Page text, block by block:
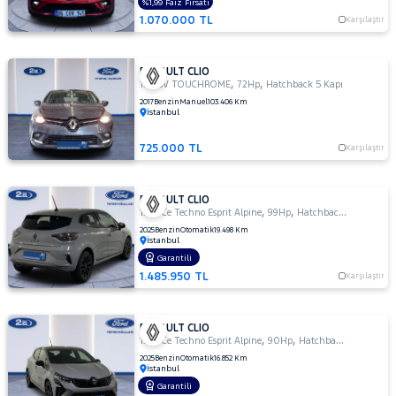
Megane
E-Tech
TRAFIC
SEAT
SKODA
SSANGYONG
SUBARU
TESLA
TOGG
TOYOTA
TRAKTÖR
VOLKSWAGEN
VOLVO
1.070.000 TL Karşılaştır
%1,99 Faiz Fırsatı
RENAULT CLIO
1.2 16V TOUCHROME,72Hp, Hatchback 5 Kapı
2017Benzin Manuel103.406 Km
İstanbul
725.000 TL Karşılaştır
RENAULT CLIO
1.0 TCe Techno Esprit Alpine,99Hp, Hatchback 5 Kapı
2025BenzinOtomatik19.498 Km
İstanbul
1.485.950 TL Karşılaştır
Garantili
RENAULT CLIO
1.0 TCe Techno Esprit Alpine,90Hp, Hatchback 5 Kapı
2025BenzinOtomatik16.852 Km
İstanbul
Garantili